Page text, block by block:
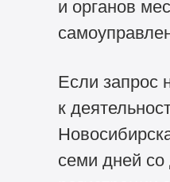
и органов
Если запрос
к
семи дней со